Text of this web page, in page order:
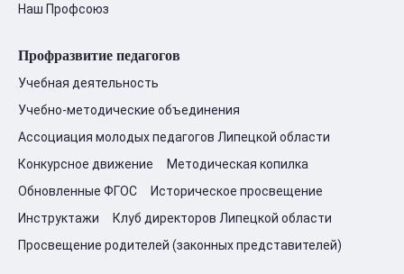
Наш Профсоюз
Профразвитие педагогов
Учебная деятельность
Учебно-методические объединения
Ассоциация молодых педагогов Липецкой области
Конкурсное движение
Методическая копилка
Обновленные ФГОС
Историческое просвещение
Инструктажи
Клуб директоров Липецкой области
Просвещение родителей (законных представителей)